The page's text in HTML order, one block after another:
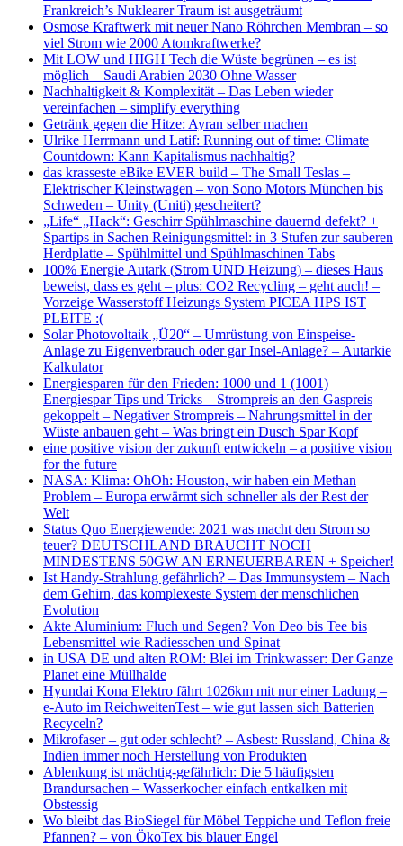
Frankreich’s Nuklearer Traum ist ausgeträumt
Osmose Kraftwerk mit neuer Nano Röhrchen Membran – so
viel Strom wie 2000 Atomkraftwerke?
Mit LOW und HIGH Tech die Wüste begrünen – es ist
möglich – Saudi Arabien 2030 Ohne Wasser
Nachhaltigkeit & Komplexität – Das Leben wieder
vereinfachen – simplify everything
Getränk gegen die Hitze: Ayran selber machen
Ulrike Herrmann und Latif: Running out of time: Climate
Countdown: Kann Kapitalismus nachhaltig?
das krasseste eBike EVER build – The Small Teslas –
Elektrischer Kleinstwagen – von Sono Motors München bis
Schweden – Unity (Uniti) gescheitert?
„Life“ „Hack“: Geschirr Spühlmaschine dauernd defekt? +
Spartips in Sachen Reinigungsmittel: in 3 Stufen zur sauberen
Herdplatte – Spühlmittel und Spühlmaschinen Tabs
100% Energie Autark (Strom UND Heizung) – dieses Haus
beweist, dass es geht – plus: CO2 Recycling – geht auch! –
Vorzeige Wasserstoff Heizungs System PICEA HPS IST
PLEITE :(
Solar Photovoltaik „Ü20“ – Umrüstung von Einspeise-
Anlage zu Eigenverbrauch oder gar Insel-Anlage? – Autarkie
Kalkulator
Energiesparen für den Frieden: 1000 und 1 (1001)
Energiespar Tips und Tricks – Strompreis an den Gaspreis
gekoppelt – Negativer Strompreis – Nahrungsmittel in der
Wüste anbauen geht – Was bringt ein Dusch Spar Kopf
eine positive vision der zukunft entwickeln – a positive vision
for the future
NASA: Klima: OhOh: Houston, wir haben ein Methan
Problem – Europa erwärmt sich schneller als der Rest der
Welt
Status Quo Energiewende: 2021 was macht den Strom so
teuer? DEUTSCHLAND BRAUCHT NOCH
MINDESTENS 50GW AN ERNEUERBAREN + Speicher!
Ist Handy-Strahlung gefährlich? – Das Immunsystem – Nach
dem Gehirn, das komplexeste System der menschlichen
Evolution
Akte Aluminium: Fluch und Segen? Von Deo bis Tee bis
Lebensmittel wie Radiesschen und Spinat
in USA DE und alten ROM: Blei im Trinkwasser: Der Ganze
Planet eine Müllhalde
Hyundai Kona Elektro fährt 1026km mit nur einer Ladung –
e-Auto im ReichweitenTest – wie gut lassen sich Batterien
Recyceln?
Mikrofaser – gut oder schlecht? – Asbest: Russland, China &
Indien immer noch Herstellung von Produkten
Ablenkung ist mächtig-gefährlich: Die 5 häufigsten
Brandursachen – Wasserkocher einfach entkalken mit
Obstessig
Wo bleibt das BioSiegel für Möbel Teppiche und Teflon freie
Pfannen? – von ÖkoTex bis blauer Engel